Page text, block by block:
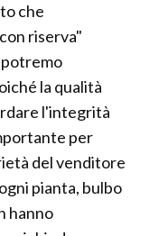
che
riserva"
la qualità
l'integrità
per
del venditore
pianta, bulbo
hanno